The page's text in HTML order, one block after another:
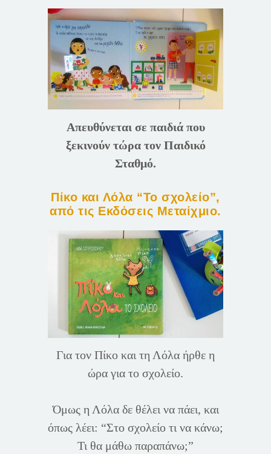
Απευθύνεται σε παιδιά που
ξεκινούν τώρα τον Παιδικό
Σταθμό.
Πίκο και Λόλα “Το σχολείο”,
από τις Εκδόσεις Μεταίχμιο.
Για τον Πίκο και τη Λόλα ήρθε η
ώρα για το σχολείο.
Όμως η Λόλα δε θέλει να πάει, και
όπως λέει: “Στο σχολείο τι να κάνω;
Τι θα μάθω παραπάνω;”